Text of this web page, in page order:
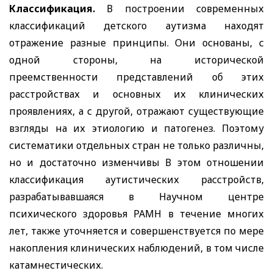
Классификация. В построении современных
классификаций детского аутизма находят
отражение разные принципы. Они основаны, с
одной стороны, на исторической
преемственности представлений об этих
расстройствах и основных их клинических
проявлениях, а с другой, отражают существующие
взгляды на их этиологию и патогенез. Поэтому
систематики отдельных стран не только различны,
но и достаточно изменчивы В этом отношении
классификация аутистических расстройств,
разрабатывавшаяся в Научном центре
психического здоровья РАМН в течение многих
лет, также уточняется и совершенствуется по мере
накопления клинических наблюдений, в том числе
катамнестических.